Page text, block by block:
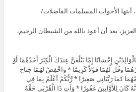
أيتها الأخوات المسلمات الفاضلات/
بعد أن أعوذ بالله من الشيطان الرجيم،
إِحْسَانًا إِمَّا يَبْلُغَنَّ عِندَكَ الْكِبَرَ أَحَدُهُمَا أَوْ
وَقُل لَّهُمَا قَوْلاً كَرِيمًا * وَاخْفِضْ لَهُمَا جَنَاحَ
كَمَا رَبَّيَانِي صَغِيرًا * رَّبُّكُمْ أَعْلَمُ بِمَا فِي
كَانَ لِلأَوَّابِينَ غَفُورًا * وَآتِ ذَا الْقُرْبَى حَقَّهُ